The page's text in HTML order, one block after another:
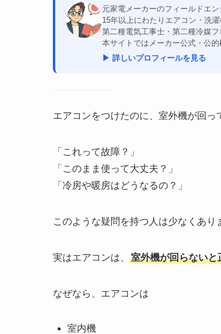
元家電メーカーのフィールドエン
15年以上にわたりエアコン・洗
第二種電気工事士・第二種冷媒
本サイトではメーカー公式・公
▶ 詳しいプロフィールを見る
エアコンをつけたのに、室外機が回っ
「これって故障？」
「このまま使って大丈夫？」
「冷房や暖房はどうなるの？」
このような疑問を持つ人は少なくあり
実はエアコンは、 室外機が回らないと
なぜなら、エアコンは
室内機